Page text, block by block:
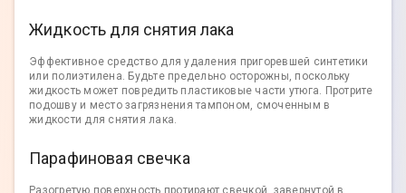
Жидкость для снятия лака
Эффективное средство для удаления пригоревшей синтетики
или полиэтилена. Будьте предельно осторожны, поскольку
жидкость может повредить пластиковые части утюга. Протрите
подошву и место загрязнения тампоном, смоченным в
жидкости для снятия лака.
Парафиновая свечка
Разогретую поверхность протирают свечкой, завернутой в